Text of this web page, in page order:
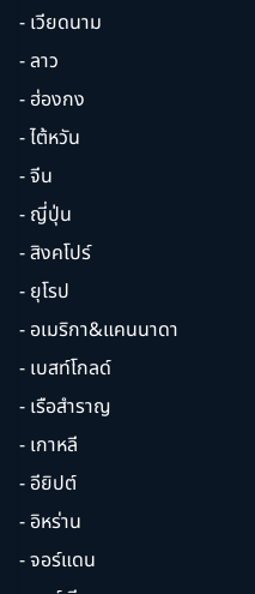
- เวียดนาม
- ลาว
- ฮ่องกง
- ไต้หวัน
- จีน
- ญี่ปุ่น
- สิงคโปร์
- ยุโรป
- อเมริกา&แคนนาดา
- เบสท์โกลด์
- เรือสำราญ
- เกาหลี
- อียิปต์
- อิหร่าน
- จอร์แดน